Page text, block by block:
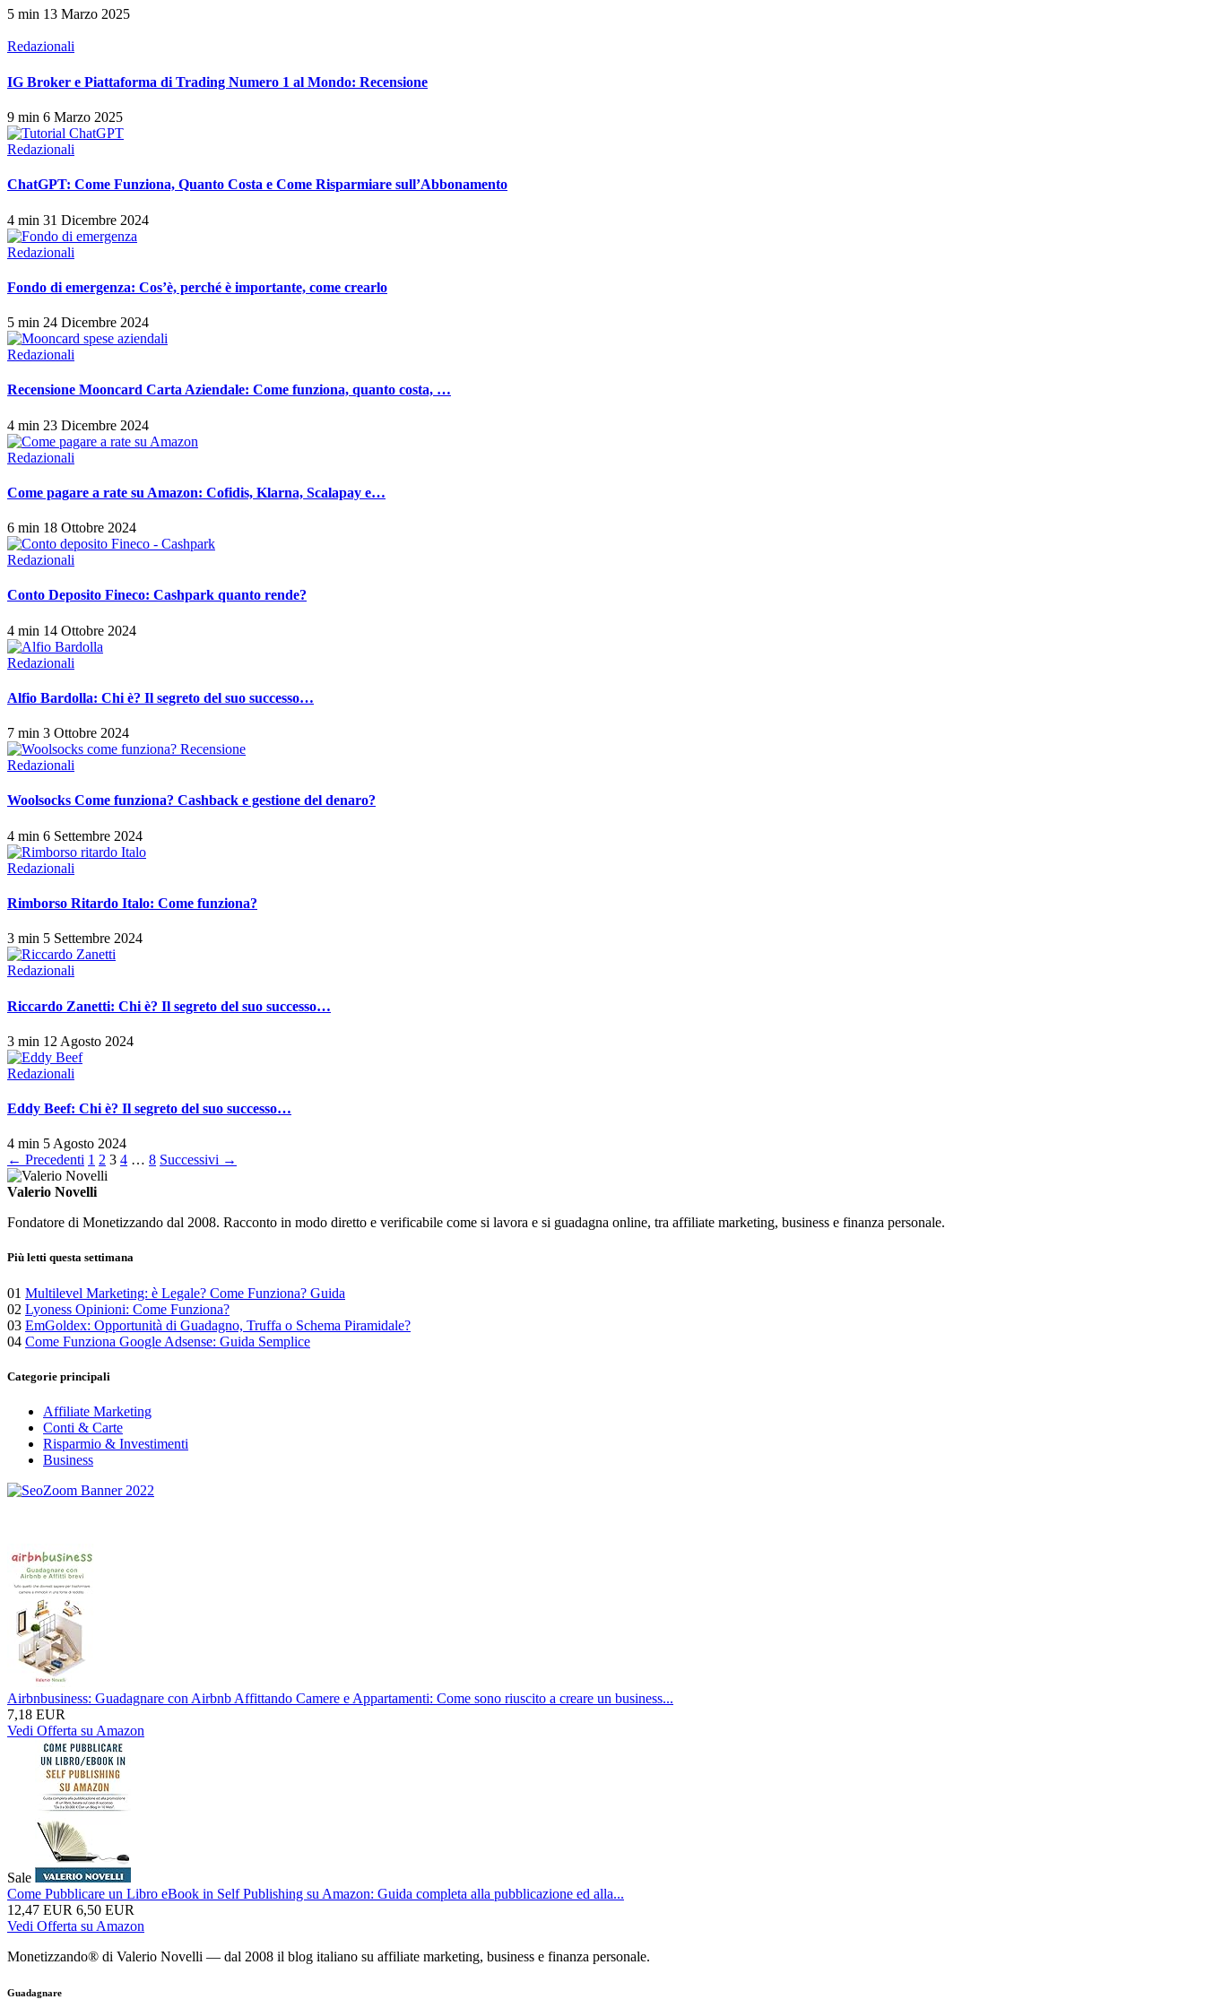
5 min 13 Marzo 2025
Redazionali
IG Broker e Piattaforma di Trading Numero 1 al Mondo: Recensione
9 min 6 Marzo 2025
Redazionali
ChatGPT: Come Funziona, Quanto Costa e Come Risparmiare sull’Abbonamento
4 min 31 Dicembre 2024
Redazionali
Fondo di emergenza: Cos’è, perché è importante, come crearlo
5 min 24 Dicembre 2024
Redazionali
Recensione Mooncard Carta Aziendale: Come funziona, quanto costa, …
4 min 23 Dicembre 2024
Redazionali
Come pagare a rate su Amazon: Cofidis, Klarna, Scalapay e…
6 min 18 Ottobre 2024
Redazionali
Conto Deposito Fineco: Cashpark quanto rende?
4 min 14 Ottobre 2024
Redazionali
Alfio Bardolla: Chi è? Il segreto del suo successo…
7 min 3 Ottobre 2024
Redazionali
Woolsocks Come funziona? Cashback e gestione del denaro?
4 min 6 Settembre 2024
Redazionali
Rimborso Ritardo Italo: Come funziona?
3 min 5 Settembre 2024
Redazionali
Riccardo Zanetti: Chi è? Il segreto del suo successo…
3 min 12 Agosto 2024
Redazionali
Eddy Beef: Chi è? Il segreto del suo successo…
4 min 5 Agosto 2024
Paginazione
degli
articoli
← Precedenti 1 2 3 4 … 8 Successivi →
Valerio Novelli
Fondatore di Monetizzando dal 2008. Racconto in modo diretto e verificabile come si lavora e si guadagna online, tra affiliate marketing, business e finanza personale.
Più letti questa settimana
01 Multilevel Marketing: è Legale? Come Funziona? Guida
02 Lyoness Opinioni: Come Funziona?
03 EmGoldex: Opportunità di Guadagno, Truffa o Schema Piramidale?
04 Come Funziona Google Adsense: Guida Semplice
Categorie principali
Affiliate Marketing
Conti & Carte
Risparmio & Investimenti
Business
Airbnbusiness: Guadagnare con Airbnb Affittando Camere e Appartamenti: Come sono riuscito a creare un business...
7,18 EUR
Vedi Offerta su Amazon
Sale
Come Pubblicare un Libro eBook in Self Publishing su Amazon: Guida completa alla pubblicazione ed alla...
12,47 EUR 6,50 EUR
Vedi Offerta su Amazon
Monetizzando® di Valerio Novelli — dal 2008 il blog italiano su affiliate marketing, business e finanza personale.
Guadagnare